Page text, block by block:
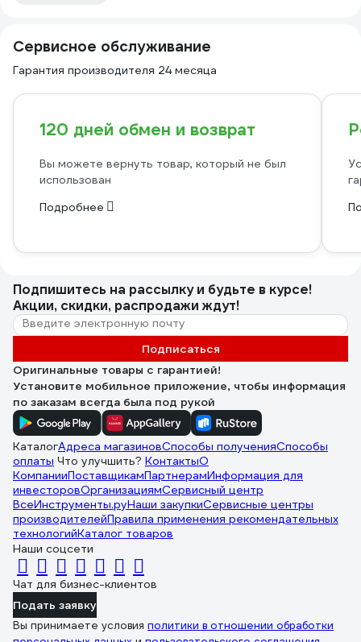
Сервисное обслуживание
Гарантия производителя 24 месяца
120 дней обмен и возврат
Вы можете вернуть товар, который не был
использован
Подробнее
Подпишитесь на рассылкуи будьте в курсе!
Акции, скидки, распродажи ждут!
Подписаться
Оригинальные товары с гарантией!
Установите мобильное приложение, чтобы информация
по заказам всегда была под рукой
КаталогАдреса магазиновСпособы полученияСпособы
оплаты Что улучшить? КонтактыО
КомпанииПоставщикамПартнерамИнформация для
инвесторовОрганизациямСервисный центр
ВсеИнструменты.руНаши закупкиСервисные центры
производителейПравила применения рекомендательных
технологийКаталог товаров
Наши соцсети
Чат для бизнес-клиентов
Подать заявку
Вы принимаете условия политики в отношении обработки